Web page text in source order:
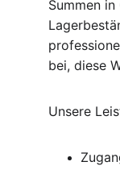
Summen in
bei, diese
Unsere